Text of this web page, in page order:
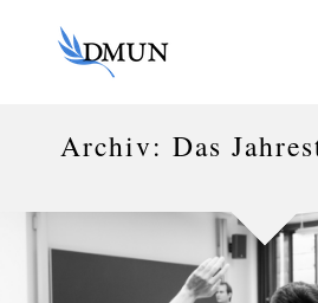
Archiv: Das